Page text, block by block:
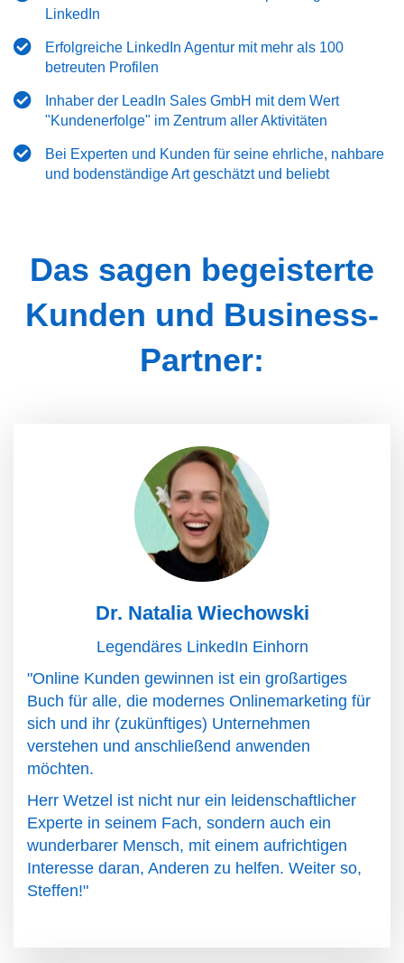
LinkedIn
Erfolgreiche LinkedIn Agentur mit mehr als 100
betreuten Profilen
Inhaber der LeadIn Sales GmbH mit dem Wert
"Kundenerfolge" im Zentrum aller Aktivitäten
Bei Experten und Kunden für seine ehrliche, nahbare
und bodenständige Art geschätzt und beliebt
Das sagen begeisterte
Kunden und Business-
Partner:
Dr. Natalia Wiechowski
Legendäres LinkedIn Einhorn
"Online Kunden gewinnen ist ein großartiges
Buch für alle, die modernes Onlinemarketing für
sich und ihr (zukünftiges) Unternehmen
verstehen und anschließend anwenden
möchten.
Herr Wetzel ist nicht nur ein leidenschaftlicher
Experte in seinem Fach, sondern auch ein
wunderbarer Mensch, mit einem aufrichtigen
Interesse daran, Anderen zu helfen. Weiter so,
Steffen!"